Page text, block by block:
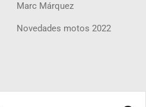
Marc Márquez
Novedades motos 2022